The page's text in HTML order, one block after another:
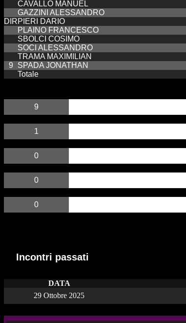
CAVALLO MANUEL
GAZZINI ALESSANDRO
DIRPIERI DARIO
PLAINO FRANCESCO
SBOLCI COSIMO
SOCI ALESSANDRO
TRAMA MAXIMILIAN
9
SPADA JONATHAN
Totale
9
1
0
0
0
Incontri passati
DATA
29 Ottobre 2025